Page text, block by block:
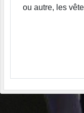
ou autre, les